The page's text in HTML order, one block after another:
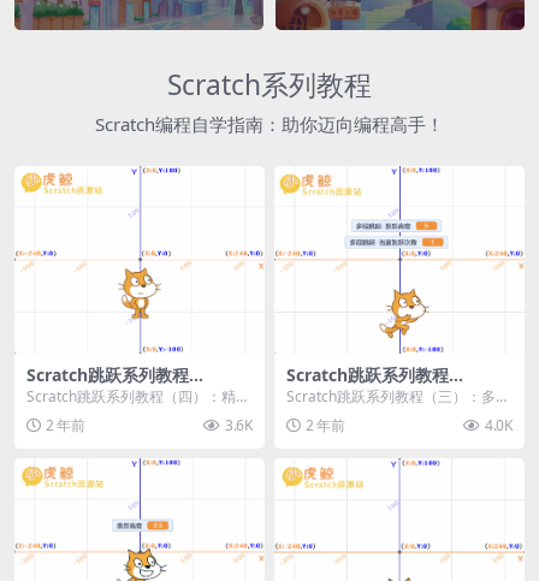
Scratch系列教程
Scratch编程自学指南：助你迈向编程高手！
Scratch跳跃系列教程
（四）：精准着陆
Scratch跳跃系列教程（四）：精准
着陆 作者：小虎鲸Scratch资源站
... 2 年前 3.6K
Scratch跳跃系列教程
（三）：多段跳跃
Scratch跳跃系列教程（三）：多段
跳跃 作者：小虎鲸Scratch资源站
连...2 年前 4.0K